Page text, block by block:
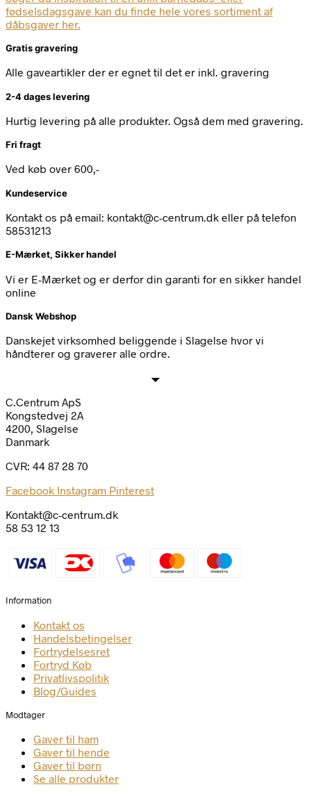
fødselsdagsgave kan du finde hele vores sortiment af
dåbsgaver her.
Gratis gravering
Alle gaveartikler der er egnet til det er inkl. gravering
2-4 dages levering
Hurtig levering på alle produkter. Også dem med gravering.
Fri fragt
Ved køb over 600,-
Kundeservice
Kontakt os på email: kontakt@c-centrum.dk eller på telefon
58531213
E-Mærket, Sikker handel
Vi er E-Mærket og er derfor din garanti for en sikker handel
online
Dansk Webshop
Danskejet virksomhed beliggende i Slagelse hvor vi
håndterer og graverer alle ordre.
C.Centrum ApS
Kongstedvej 2A
4200, Slagelse
Danmark
CVR: 44 87 28 70
Facebook Instagram Pinterest
Kontakt@c-centrum.dk
58 53 12 13
Information
Kontakt os
Handelsbetingelser
Fortrydelsesret
Fortryd Køb
Privatlivspolitik
Blog/Guides
Modtager
Gaver til ham
Gaver til hende
Gaver til børn
Se alle produkter